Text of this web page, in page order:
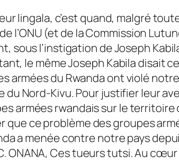
lingala, c’est quand, malgré
l’ONU (et de la Commission
sous l’instigation de Joseph
le même Joseph Kabila disait
armées du Rwanda ont violé
Nord-Kivu. Pour justifier leur
armées rwandais sur le territoire
ce problème des groupes
a menée contre notre pays
ONANA, Ces tueurs tutsi. Au